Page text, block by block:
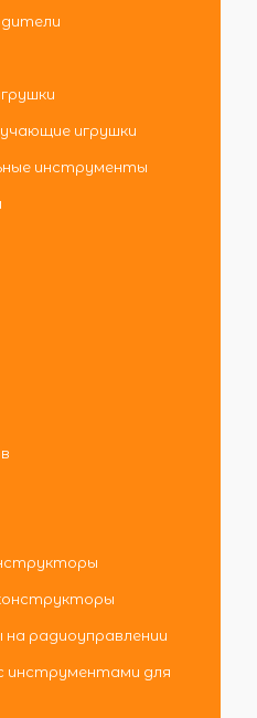
игрушки
инструменты
радиоуправлении
инструментами для